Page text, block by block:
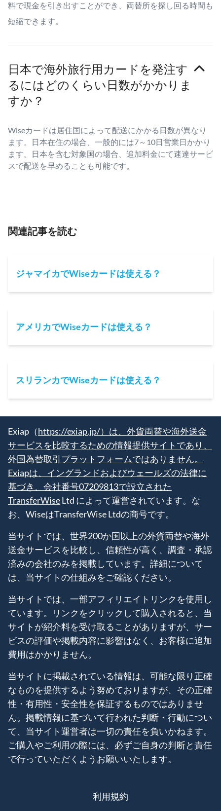
料で現金を引き出すことができ、両替所を探し回る時間も
短縮できます。
日本で海外旅行用カードを発注す
るにはどのくらい日数がかかりま
すか？
Wiseカードは居住国によって配送にかかる日数が異なり
ます。日本在住の場合、一般的には7～10日営業日かかり
ます。日本を含む対象国の場合、追加料金にて速達サービ
スで配送を早めることも可能です。
関連記事を読む
ジャマイカでWiseカードは使える？
アメリカでWiseカードは使える？
スリランカでWiseカードは使える？
Exiap（https://exiap.jp/）は、外貨両替や海外送金
サービスを比較するための情報提供サイトであり、
外国為替取引プラットフォームではありません。
Exiapは、イングランドおよびウェールズの法律に
基づき、会社番号07209813で設立された
TransferWiseLtd によって運営されています。な
お、WiseはTransferWise Ltdの商号です。
当サイトでは、世界200か国以上の外貨両替や海外
送金サービスを比較し、信頼性が高く、調査・承認
済みの会社のみを掲載しています。詳細について
は、当サイトの仕組みをご確認ください。
当サイトでは、一部アフィリエイトリンクを使用し
ています。リンクをクリックして購入されると、当
サイトが紹介料を受け取ることがありますが、サー
ビスの評価や掲載内容に影響はなく、お客様に追加
費用はかかりません。
当サイトに掲載されている情報は、可能な限り正確
なものを提供するよう努めておりますが、その正確
性・有用性・安全性を保証するものではありませ
ん。掲載情報に基づいて行われた判断・行動につい
て、当サイト運営者は一切の責任を負いかねます。
ご購入やご利用の際には、必ずご自身の判断と責任
で行っていただくようお願いいたします。
利用規約